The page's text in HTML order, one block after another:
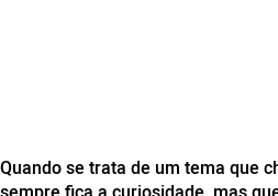
Quando se trata de um tema que